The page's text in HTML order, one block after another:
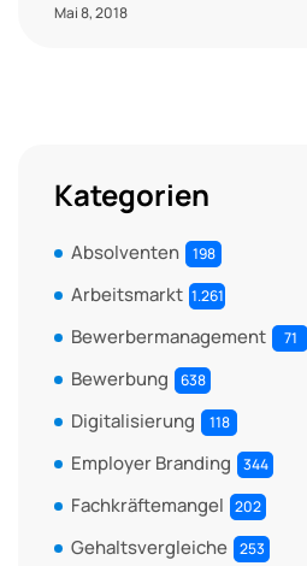
Mai 8, 2018
Kategorien
Absolventen 198
Arbeitsmarkt 1.261
Bewerbermanagement 71
Bewerbung 638
Digitalisierung 118
Employer Branding 344
Fachkräftemangel 202
Gehaltsvergleiche 253